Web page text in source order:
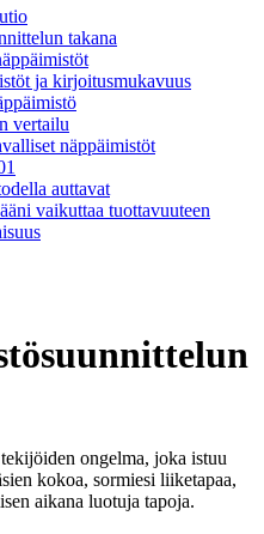
takana
ja kirjoitusmukavuus
vertailu
näppäimistöt
auttavat
vaikuttaa tuottavuuteen
ongelma, joka istuu
kokoa, sormiesi liiketapaa,
aikana luotuja tapoja.